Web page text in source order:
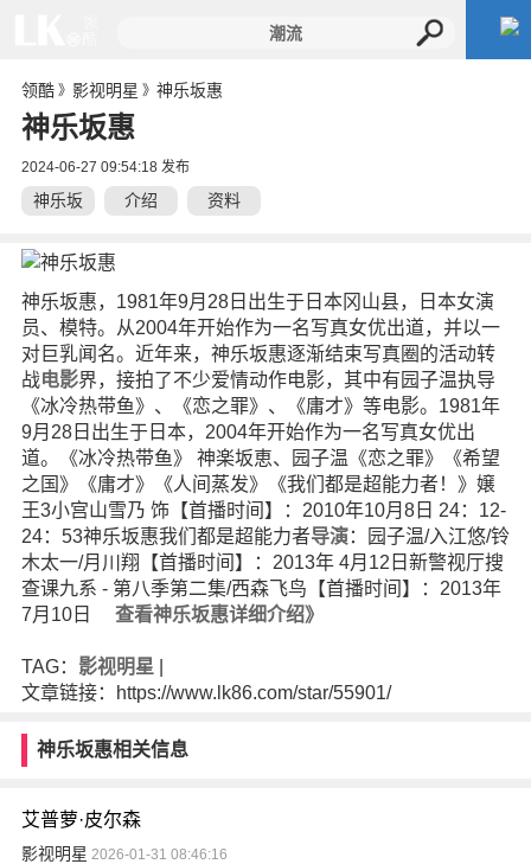
领酷》 影视明星 》 神乐坂惠
神乐坂惠
2024-06-27 09:54:18 发布
神乐坂
介绍 资料
神乐坂惠，1981年9月28日出生于日本冈山县，日本女演
员、模特。从2004年开始作为一名写真女优出道，并以一
对巨乳闻名。近年来，神乐坂惠逐渐结束写真圈的活动转
战电影界，接拍了不少爱情动作电影，其中有园子温执导
《冰冷热带鱼》、《恋之罪》、《庸才》等电影。1981年
9月28日出生于日本，2004年开始作为一名写真女优出
道。《冰冷热带鱼》 神楽坂恵、园子温《恋之罪》《希望
之国》《庸才》《人间蒸发》《我们都是超能力者！》嬢
王3小宫山雪乃 饰【首播时间】：2010年10月8日 24：12-
24：53神乐坂惠我们都是超能力者导演：园子温/入江悠/铃
木太一/月川翔【首播时间】：2013年 4月12日新警视厅搜
查课九系 - 第八季第二集/西森飞鸟【首播时间】：2013年
7月10日 查看神乐坂惠详细介绍》
TAG： 影视明星
文章链接：https://www.lk86.com/star/55901/
神乐坂惠相关信息
艾普萝·皮尔森
影视明星 2026-01-31 08:46:16